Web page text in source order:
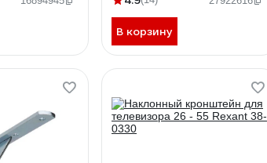
В корзину